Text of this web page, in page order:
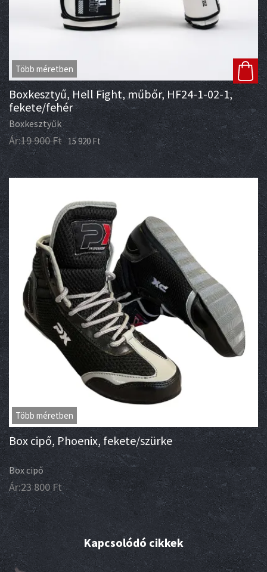
Több méretben
Boxkesztyű, Hell Fight, műbőr, HF24-1-02-1,
fekete/fehér
Boxkesztyűk
Ár:19 900Ft 15 920Ft
Több méretben
Box cipő, Phoenix, fekete/szürke
Box cipő
Ár:23 800Ft
Kapcsolódó cikkek